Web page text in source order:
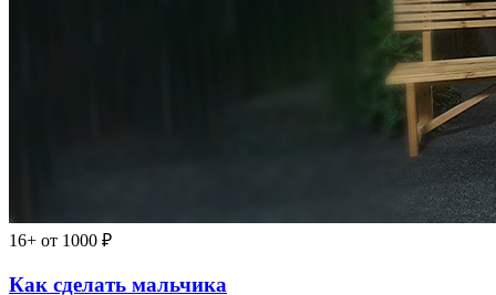
16+ от 1000 ₽
Как сделать мальчика